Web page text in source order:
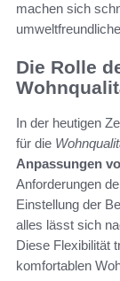
machen sich
Die Rolle
In der heutigen
für die
Anpassungen
Anforderungen
Einstellung der
alles lässt sich
Diese Flexibilität
komfortablen